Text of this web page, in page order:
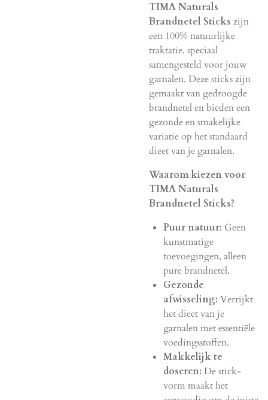
TIMA Naturals
Brandnetel Sticks zijn
een 100% natuurlijke
traktatie, speciaal
samengesteld voor jouw
garnalen. Deze sticks zijn
gemaakt van gedroogde
brandnetel en bieden een
gezonde en smakelijke
variatie op het standaard
dieet van je garnalen.
Waarom kiezen voor
TIMA Naturals
Brandnetel Sticks?
Puur natuur: Geen
kunstmatige
toevoegingen, alleen
pure brandnetel.
Gezonde
afwisseling: Verrijkt
het dieet van je
garnalen met essentiële
voedingsstoffen.
Makkelijk te
doseren: De stick-
vorm maakt het